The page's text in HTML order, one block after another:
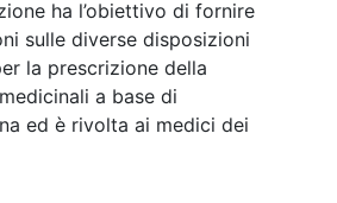
ha l’obiettivo di fornire
sulle diverse disposizioni
la prescrizione della
a base di
ed è rivolta ai medici dei